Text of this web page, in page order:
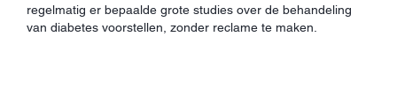
regelmatig er bepaalde grote studies over de behandeling
van diabetes voorstellen, zonder reclame te maken.